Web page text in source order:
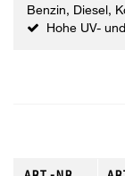
Benzin, Diesel,
Hohe UV-